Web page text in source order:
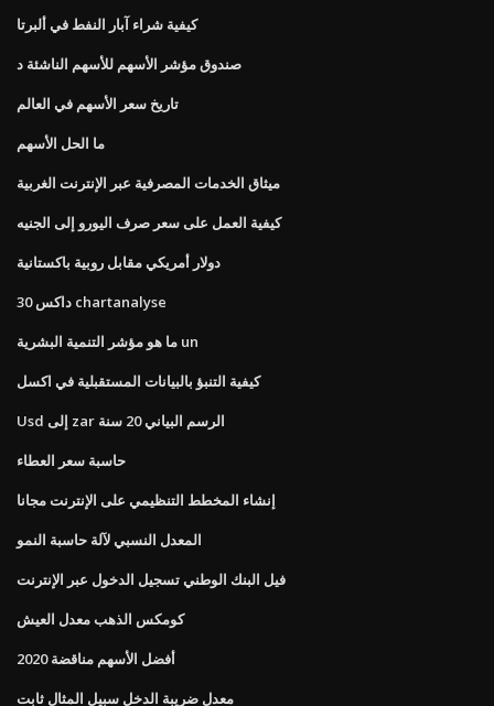
كيفية شراء آبار النفط في ألبرتا
صندوق مؤشر الأسهم للأسهم الناشئة د
تاريخ سعر الأسهم في العالم
ما الحل الأسهم
ميثاق الخدمات المصرفية عبر الإنترنت الغربية
كيفية العمل على سعر صرف اليورو إلى الجنيه
دولار أمريكي مقابل روبية باكستانية
داكس 30 chartanalyse
ما هو مؤشر التنمية البشرية un
كيفية التنبؤ بالبيانات المستقبلية في اكسل
Usd إلى zar الرسم البياني 20 سنة
حاسبة سعر العطاء
إنشاء المخطط التنظيمي على الإنترنت مجانا
المعدل النسبي لآلة حاسبة النمو
فيل البنك الوطني تسجيل الدخول عبر الإنترنت
كومكس الذهب معدل العيش
أفضل الأسهم مناقضة 2020
معدل ضريبة الدخل سبيل المثال ثابت